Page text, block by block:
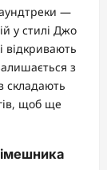
—
у стилі Джо
відкривають
з
складають
щоб ще